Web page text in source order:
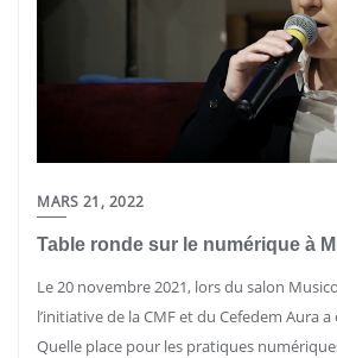
MARS 21, 2022
Table ronde sur le numérique à
Le 20 novembre 2021, lors du salon
l’initiative de la CMF et du Cefedem Aura
Quelle place pour les pratiques